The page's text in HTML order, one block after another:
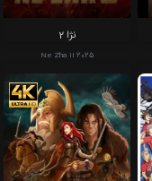
نژا 2
Ne Zha II 2025